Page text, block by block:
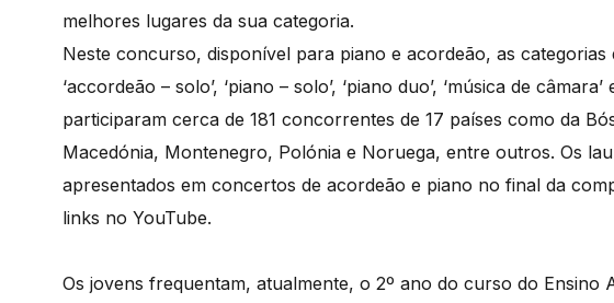
melhores lugares da sua categoria.
Neste concurso, disponível para piano e acordeão, as
‘accordeão – solo’, ‘piano – solo’, ‘piano duo’, ‘música de
participaram cerca de 181 concorrentes de 17 países como da
Macedónia, Montenegro, Polónia e Noruega, entre outros. Os
apresentados em concertos de acordeão e piano no final da
links no YouTube.
Os jovens frequentam, atualmente, o 2º ano do curso do Ensino